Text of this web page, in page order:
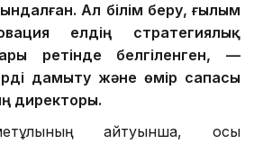
Ал білім беру, ғылым
елдің стратегиялық
ретінде белгіленген, —
дамыту және өмір сапасы
директоры.
айтуынша, осы